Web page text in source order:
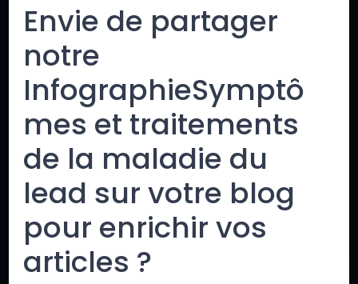
Envie de partager
notre
InfographieSymptô
mes et traitements
de la maladie du
lead sur votre blog
pour enrichir vos
articles ?